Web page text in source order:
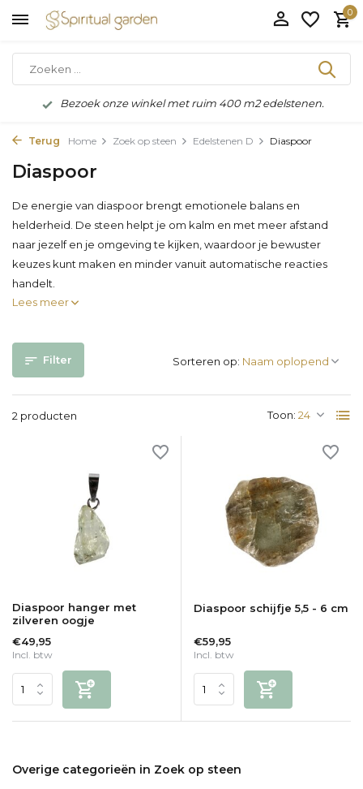
0
Bezoek onze winkel met ruim 400 m2 edelstenen.
Terug Home Zoek op steen Edelstenen D Diaspoor
Diaspoor
De energie van diaspoor brengt emotionele balans en
helderheid. De steen helpt je om kalm en met meer afstand
naar jezelf en je omgeving te kijken, waardoor je bewuster
keuzes kunt maken en minder vanuit automatische reacties
handelt.
Lees meer
Filter
2 producten Toon:
Sorteren op:
Diaspoor hanger met
zilveren oogje
€49,95
Incl. btw
Diaspoor schijfje 5,5 - 6 cm
€59,95
Incl. btw
Overige categorieën in Zoek op steen